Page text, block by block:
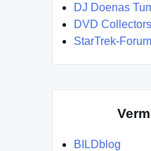
DJ Doenas
DVD
StarTrek-
BILDblog